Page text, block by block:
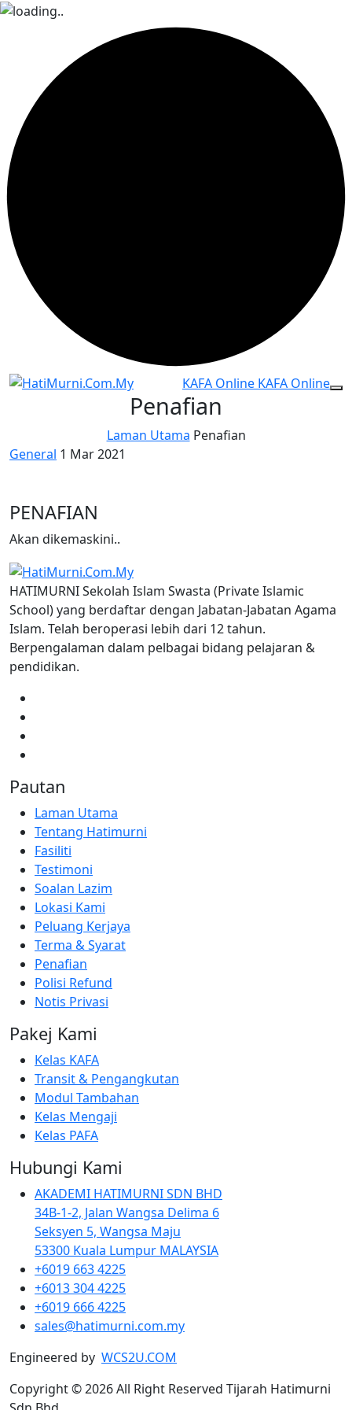
KAFA Online KAFA Online
Penafian
Laman Utama Penafian
General 1 Mar 2021
PENAFIAN
Akan dikemaskini..
HATIMURNI Sekolah Islam Swasta (Private Islamic
School) yang berdaftar dengan Jabatan-Jabatan Agama
Islam. Telah beroperasi lebih dari 12 tahun.
Berpengalaman dalam pelbagai bidang pelajaran &
pendidikan.
Pautan
Laman Utama
Tentang Hatimurni
Fasiliti
Testimoni
Soalan Lazim
Lokasi Kami
Peluang Kerjaya
Terma & Syarat
Penafian
Polisi Refund
Notis Privasi
Pakej Kami
Kelas KAFA
Transit & Pengangkutan
Modul Tambahan
Kelas Mengaji
Kelas PAFA
Hubungi Kami
AKADEMI HATIMURNI SDN BHD
34B-1-2, Jalan Wangsa Delima 6
Seksyen 5, Wangsa Maju
53300 Kuala Lumpur MALAYSIA
+6019 663 4225
+6013 304 4225
+6019 666 4225
sales@hatimurni.com.my
Engineered by WCS2U.COM
Copyright © 2026 All Right Reserved Tijarah Hatimurni